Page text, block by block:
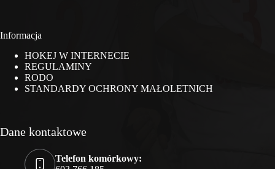
Informacja
HOKEJ W INTERNECIE
REGULAMINY
RODO
STANDARDY OCHRONY MAŁOLETNICH
Dane kontaktowe
Telefon komórkowy: